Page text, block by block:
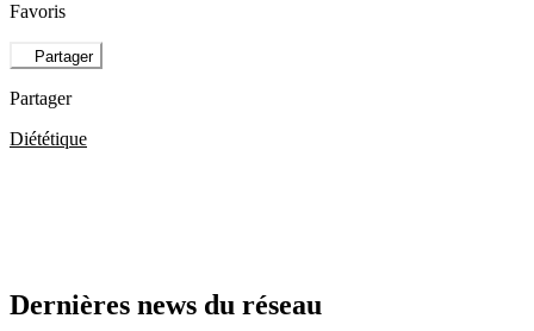
Favoris
Partager
Partager
Diététique
Dernières news du réseau